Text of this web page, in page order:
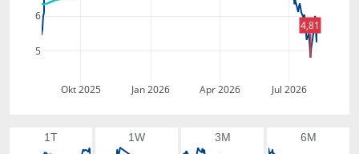
Okt 2025 Jan 2026 Apr 2026 Jul 2026
5
6
4,81
1T 1W 3M 6M